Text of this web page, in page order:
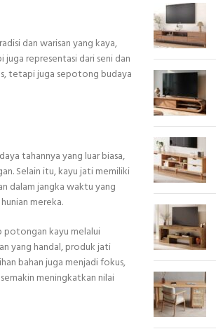
dan warisan yang kaya,
representasi dari seni dan
tetapi juga sepotong budaya
tahannya yang luar biasa,
Selain itu, kayu jati memiliki
dalam jangka waktu yang
mereka.
potongan kayu melalui
yang handal, produk jati
bahan juga menjadi fokus,
meningkatkan nilai